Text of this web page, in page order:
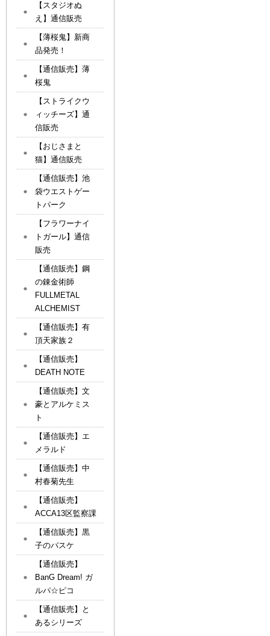
【スタジオぬ
え】通信販売
【薄桜鬼】新商
品発売！
【通信販売】薄
桜鬼
【ストライクウ
ィッチーズ】通
信販売
【おじさまと
猫】通信販売
【通信販売】池
袋ウエストゲー
トパーク
【フラワーナイ
トガール】通信
販売
【通信販売】鋼
の錬金術師
FULLMETAL
ALCHEMIST
【通信販売】有
頂天家族２
【通信販売】
DEATH NOTE
【通信販売】文
豪とアルケミス
ト
【通信販売】エ
メラルド
【通信販売】中
村春菊先生
【通信販売】
ACCA13区監察課
【通信販売】黒
子のバスケ
【通信販売】
BanG Dream! ガ
ルパ☆ピコ
【通信販売】と
あるシリーズ